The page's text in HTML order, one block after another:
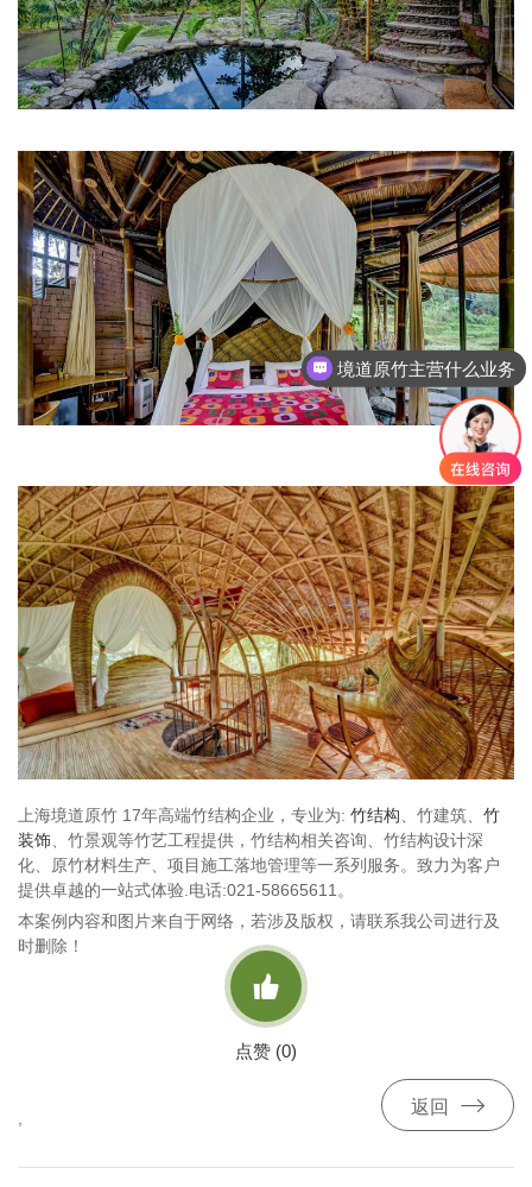
上海境道原竹 17年高端竹结构企业，专业为: 竹结构 、竹建筑、 竹
装饰 、竹景观等竹艺工程提供，竹结构相关咨询、竹结构设计深
化、原竹材料生产、项目施工落地管理等一系列服务。致力为客户
提供卓越的一站式体验.电话:021-58665611。
本案例内容和图片来自于网络，若涉及版权，请联系我公司进行及
时删除！

点赞 (0)
返回 
境道原竹主营什么业务